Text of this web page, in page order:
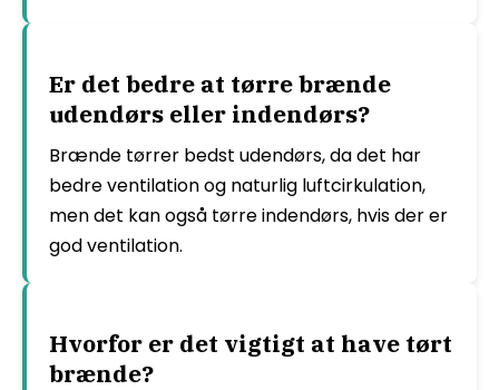
Er det bedre at tørre brænde
udendørs eller indendørs?
Brænde tørrer bedst udendørs, da det har
bedre ventilation og naturlig luftcirkulation,
men det kan også tørre indendørs, hvis der er
god ventilation.
Hvorfor er det vigtigt at have tørt
brænde?